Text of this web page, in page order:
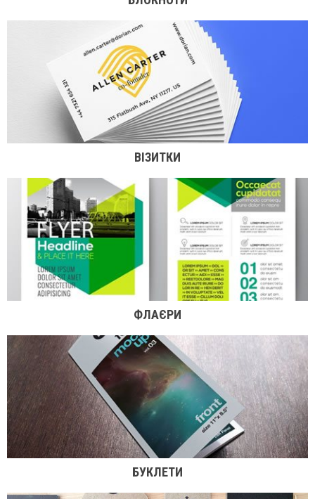
ВІЗИТКИ
ФЛАЄРИ
БУКЛЕТИ